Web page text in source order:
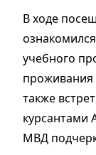
В ходе
учебного
проживания
также
курсантами
МВД